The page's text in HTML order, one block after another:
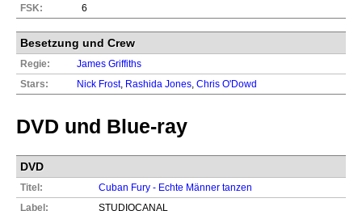
FSK:
6
Besetzung und Crew
Regie:
James Griffiths
Stars:
Nick Frost, Rashida Jones, Chris O'Dowd
DVD und Blue-ray
DVD
Titel:
Cuban Fury - Echte Männer tanzen
Label:
STUDIOCANAL